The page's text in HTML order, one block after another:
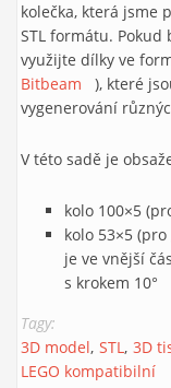
kolečka, která jsme
STL formátu.
využijte dílky ve
Bitbeam (link is
), které
vygenerování
V této sadě je
kolo 100×5
kolo 53×5
je ve vnější
s krokem 10°
Tagy:
3D model STL 3D
LEGO kompatibilní